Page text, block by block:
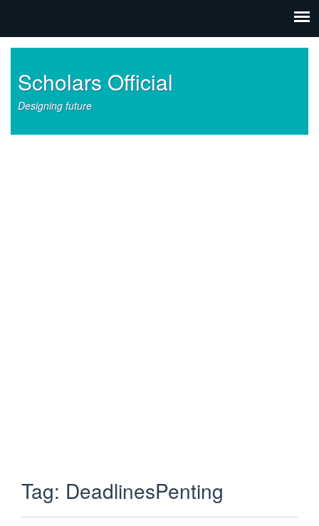
Scholars Official
Designing future
Tag: DeadlinesPenting